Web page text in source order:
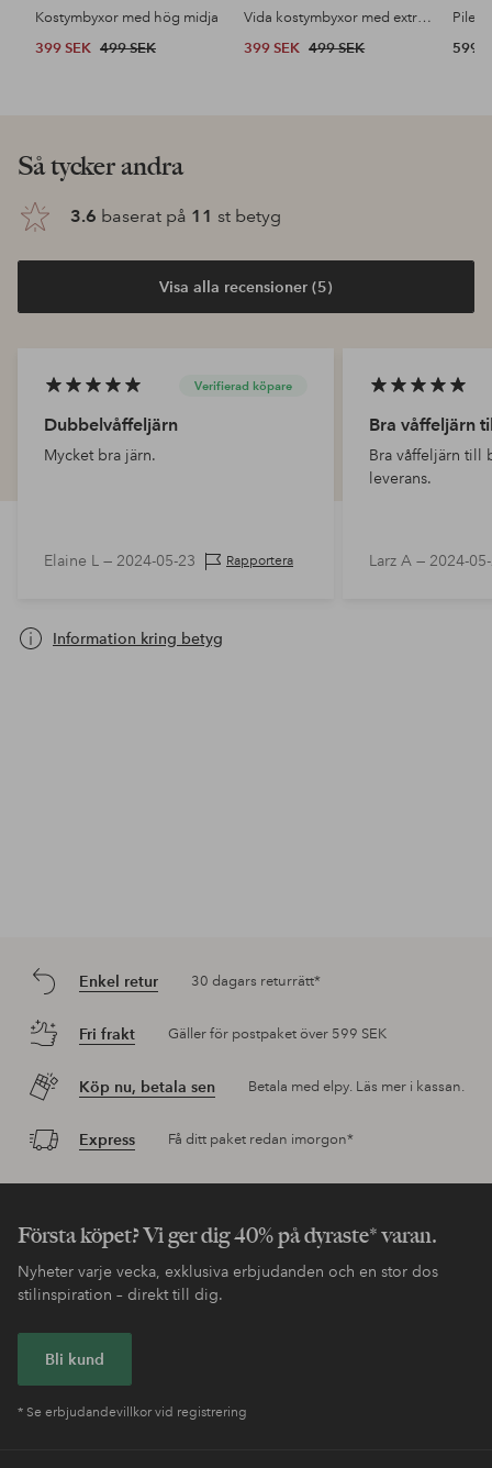
Kostymbyxor med hög midja
399 SEK 499 SEK
Vida kostymbyxor med extra hög midja
399 SEK 499 SEK
599
Så tycker andra
3.6 baserat på 11 st betyg
Visa alla recensioner (5)
Verifierad köpare
Dubbelvåffeljärn
Mycket bra järn.
Elaine L — 2024-05-23 Rapportera
Bra våffeljärn
Bra våffeljärn till
leverans.
Larz A — 2024-
Information kring betyg
Enkel retur 30 dagars returrätt*
Fri frakt Gäller för postpaket över 599 SEK
Köp nu, betala sen Betala med elpy. Läs mer i kassan.
Express Få ditt paket redan imorgon*
Första köpet? Vi ger dig 40% på dyraste* varan.
Nyheter varje vecka, exklusiva erbjudanden och en stor dos
stilinspiration – direkt till dig.
Bli kund
* Se erbjudandevillkor vid registrering